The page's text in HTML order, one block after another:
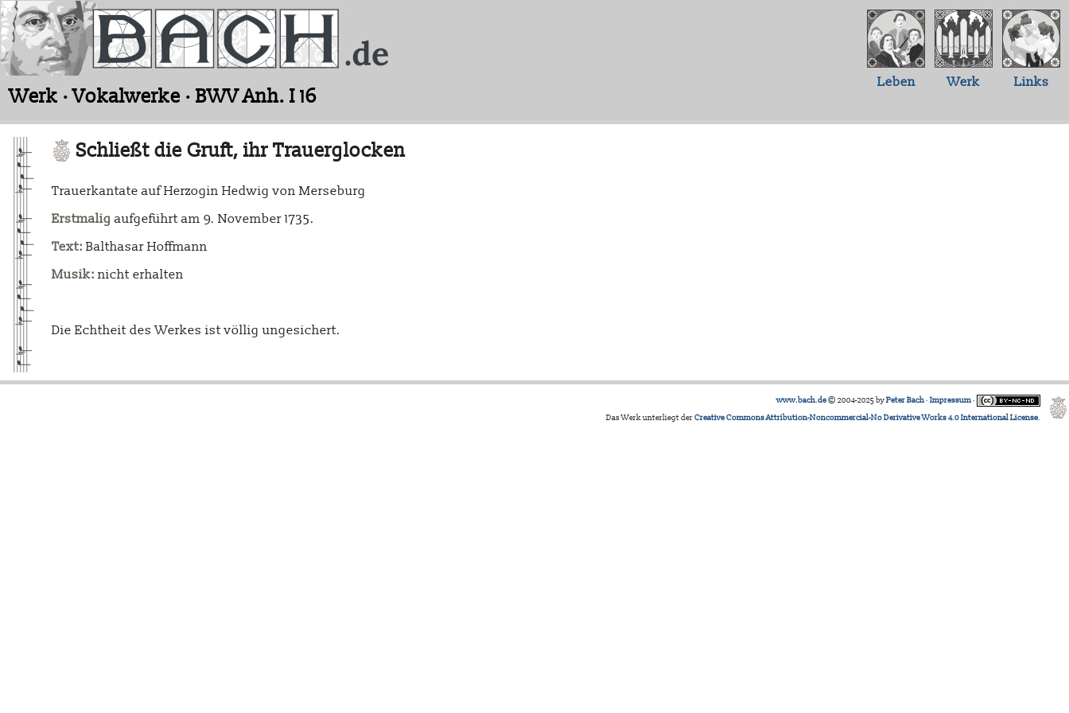
Werk · Vokalwerke · BWV Anh. I 16
Leben Werk Links
Schließt die Gruft, ihr Trauerglocken
Trauerkantate auf Herzogin Hedwig von Merseburg
Erstmalig aufgeführt am 9. November 1735.
Text: Balthasar Hoffmann
Musik: nicht erhalten
Die Echtheit des Werkes ist völlig ungesichert.
www.bach.de© 2004-2025 byPeter Bach· Impressum·
Das Werk unterliegt derCreative Commons Attribution-Noncommercial-No Derivative Works 4.0 International License.